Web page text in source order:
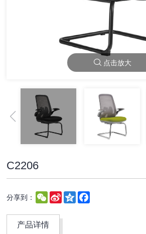
点击放大
C2206
分享到： WeChat
Sina
Weibo
Qzone
产品详情